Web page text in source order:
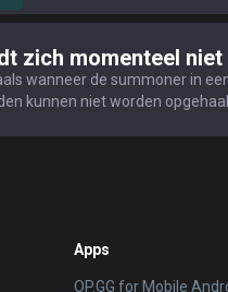
zich momenteel niet
wanneer de summoner in
kunnen niet worden
Apps
OP.GG for Mobile